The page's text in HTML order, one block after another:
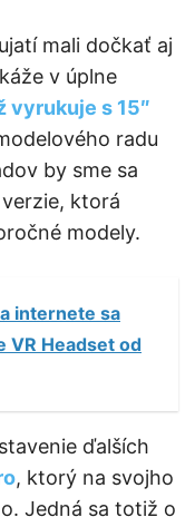
mali dočkať aj
v úplne
vyrukuje s 15″
radu
by sme sa
ktorá
modely.
internete sa
VR Headset od
ďalších
, ktorý na svojho
Jedná sa totiž o